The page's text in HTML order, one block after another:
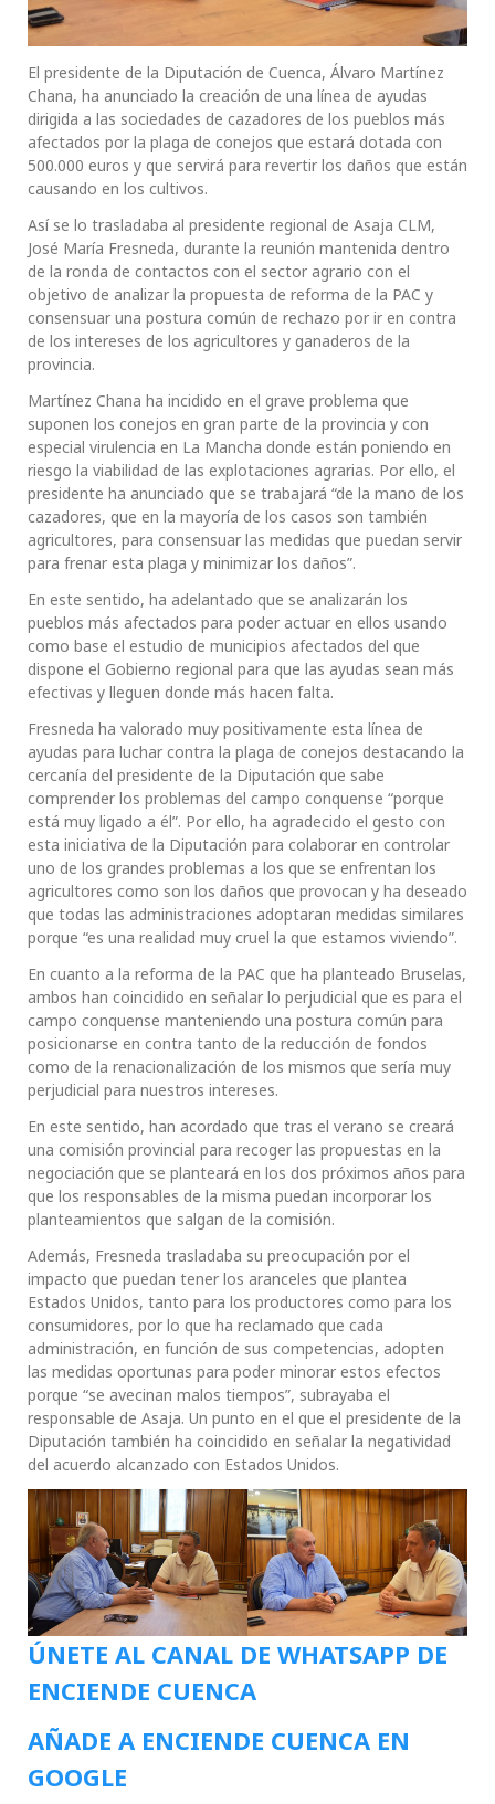
El presidente de la Diputación de Cuenca, Álvaro Martínez
Chana, ha anunciado la creación de una línea de ayudas
dirigida a las sociedades de cazadores de los pueblos más
afectados por la plaga de conejos que estará dotada con
500.000 euros y que servirá para revertir los daños que están
causando en los cultivos.
Así se lo trasladaba al presidente regional de Asaja CLM,
José María Fresneda, durante la reunión mantenida dentro
de la ronda de contactos con el sector agrario con el
objetivo de analizar la propuesta de reforma de la PAC y
consensuar una postura común de rechazo por ir en contra
de los intereses de los agricultores y ganaderos de la
provincia.
Martínez Chana ha incidido en el grave problema que
suponen los conejos en gran parte de la provincia y con
especial virulencia en La Mancha donde están poniendo en
riesgo la viabilidad de las explotaciones agrarias. Por ello, el
presidente ha anunciado que se trabajará “de la mano de los
cazadores, que en la mayoría de los casos son también
agricultores, para consensuar las medidas que puedan servir
para frenar esta plaga y minimizar los daños”.
En este sentido, ha adelantado que se analizarán los
pueblos más afectados para poder actuar en ellos usando
como base el estudio de municipios afectados del que
dispone el Gobierno regional para que las ayudas sean más
efectivas y lleguen donde más hacen falta.
Fresneda ha valorado muy positivamente esta línea de
ayudas para luchar contra la plaga de conejos destacando la
cercanía del presidente de la Diputación que sabe
comprender los problemas del campo conquense “porque
está muy ligado a él”. Por ello, ha agradecido el gesto con
esta iniciativa de la Diputación para colaborar en controlar
uno de los grandes problemas a los que se enfrentan los
agricultores como son los daños que provocan y ha deseado
que todas las administraciones adoptaran medidas similares
porque “es una realidad muy cruel la que estamos viviendo”.
En cuanto a la reforma de la PAC que ha planteado Bruselas,
ambos han coincidido en señalar lo perjudicial que es para el
campo conquense manteniendo una postura común para
posicionarse en contra tanto de la reducción de fondos
como de la renacionalización de los mismos que sería muy
perjudicial para nuestros intereses.
En este sentido, han acordado que tras el verano se creará
una comisión provincial para recoger las propuestas en la
negociación que se planteará en los dos próximos años para
que los responsables de la misma puedan incorporar los
planteamientos que salgan de la comisión.
Además, Fresneda trasladaba su preocupación por el
impacto que puedan tener los aranceles que plantea
Estados Unidos, tanto para los productores como para los
consumidores, por lo que ha reclamado que cada
administración, en función de sus competencias, adopten
las medidas oportunas para poder minorar estos efectos
porque “se avecinan malos tiempos”, subrayaba el
responsable de Asaja. Un punto en el que el presidente de la
Diputación también ha coincidido en señalar la negatividad
del acuerdo alcanzado con Estados Unidos.
ÚNETE AL CANAL DE WHATSAPP DE
ENCIENDE CUENCA
AÑADE A ENCIENDE CUENCA EN
GOOGLE